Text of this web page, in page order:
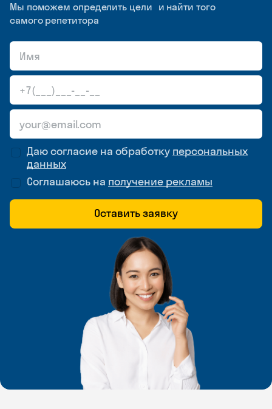
Мы поможем определить цели и найти того
самого репетитора
Даю согласие на обработку персональных
данных
Соглашаюсь на получение рекламы
Оставить заявку